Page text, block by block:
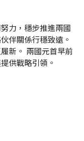
力，穩步推進兩國
伴關係行穩致遠。
新。 兩國元首早前
供戰略引領。